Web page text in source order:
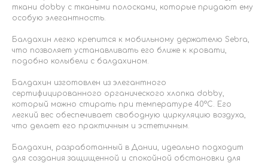
ткани dobby с ткаными полосками, которые придают ему
особую элегантность.
Балдахин легко крепится к мобильному держателю Sebra,
что позволяет устанавливать его ближе к кровати,
подобно колыбели с балдахином.
Балдахин изготовлен из элегантного
сертифицированного органического хлопка dobby,
который можно стирать при температуре 40°C. Его
легкий вес обеспечивает свободную циркуляцию воздуха,
что делает его практичным и эстетичным.
Балдахин, разработанный в Дании, идеально подходит
для создания защищенной и спокойной обстановки для